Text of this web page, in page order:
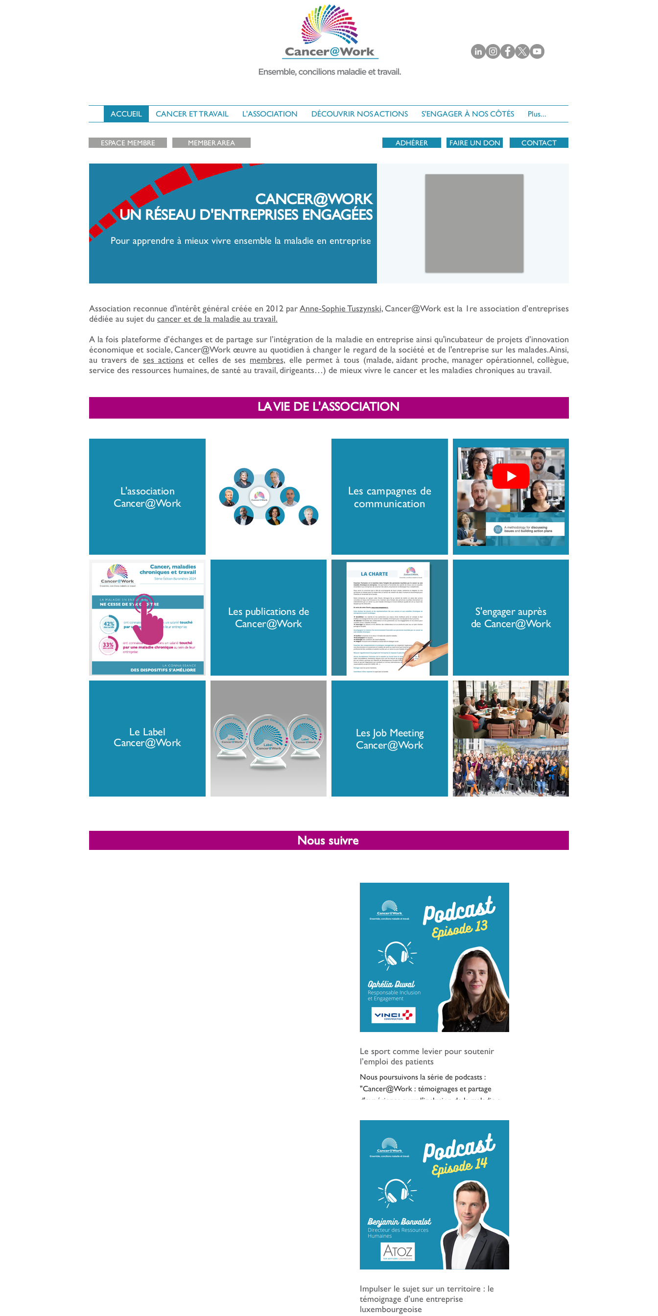
ACCUEIL CANCER ET TRAVAIL L'ASSOCIATION DÉCOUVRIR NOS ACTIONS S'ENGAGER À NOS CÔTÉS Plus...
ESPACE MEMBRE MEMBER AREA ADHÉRER FAIRE UN DON CONTACT
CANCER@WORK
UN RÉSEAU D'ENTREPRISES ENGAGÉES
Pour apprendre à mieux vivre ensemble la maladie en entreprise
Association reconnue d'intérêt général créée en 2012 parAnne-Sophie Tuszynski,Cancer@Work est la 1re association d’entreprises
dédiée au sujet du cancer et de la maladie au travail.
A la fois plateforme d’échanges et de partage sur l’intégration de la maladie en entreprise ainsi qu'incubateur de projets d’innovation
économique et sociale, Cancer@Work œuvre au quotidien à changer le regard de la société et de l'entreprise sur les malades. Ainsi,
au travers deses actions et celles de ses membres, elle permet à tous (malade, aidant proche, manager opérationnel, collègue,
service des ressources humaines, de santé au travail, dirigeants…) de mieux vivre le cancer et les maladies chroniques au travail.
LA VIE DE L'ASSOCIATION
L'association
Cancer@Work
Les campagnes de
communication
Les publications de
Cancer@Work
S'engager auprès
de Cancer@Work
Le Label
Cancer@Work
Les Job Meeting
Cancer@Work
Nous suivre
Le sport comme levier pour soutenir
l’emploi des patients
Nous poursuivons la série de podcasts :
"Cancer@Work : témoignages et partage
d'expérience pour l'inclusion de la maladie au
livrent leur éclairage, leur vision et leur
expérience sur le sujet de l'inclusion de la
maladie en entreprise. Aujourd’hui, nous
avons le plaisir de vous proposer un épisode
avec Ophélia Duval, Responsable Inclusion et
Engagement chez VINCI Construction.
Membre de l
Impulser le sujet sur un territoire : le
témoignage d’une entreprise
luxembourgeoise